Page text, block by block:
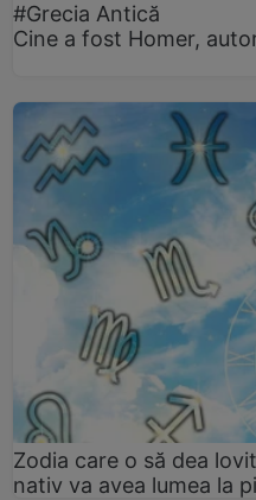
#Grecia Antică
Cine a fost Homer,
Zodia care o să dea
nativ va avea lumea la